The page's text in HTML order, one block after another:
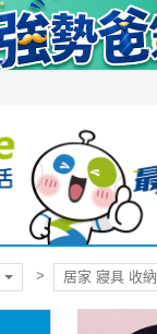
居家 寢具 收納